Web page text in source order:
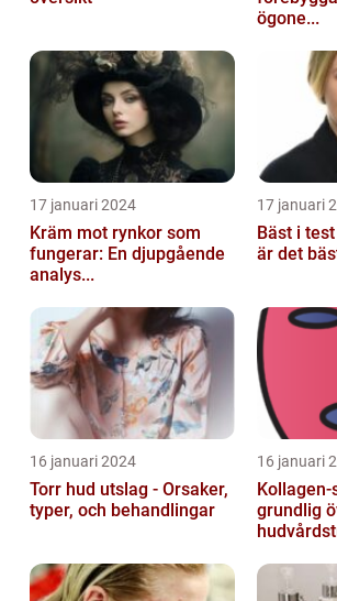
ögone...
17 januari 2024
Kräm mot rynkor som
fungerar: En djupgående
analys...
17 januari
Bäst i
är det
16 januari 2024
Torr hud utslag - Orsaker,
typer, och behandlingar
16 januari
Kollagen-
grundlig